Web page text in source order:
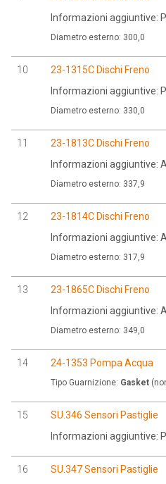
Informazioni aggiuntive:
Diametro esterno: 300,0
10
23-1315C Dischi Freno
Informazioni aggiuntive:
Diametro esterno: 330,0
11
23-1813C Dischi Freno
Informazioni aggiuntive:
Diametro esterno: 337,9
12
23-1814C Dischi Freno
Informazioni aggiuntive:
Diametro esterno: 317,9
13
23-1865C Dischi Freno
Informazioni aggiuntive:
Diametro esterno: 349,0
14 24-1353 Pompa Acqua
Tipo Guarnizione: Gasket
15
SU.346 Sensori Pastiglie
Informazioni aggiuntive:
16
SU.347 Sensori Pastiglie